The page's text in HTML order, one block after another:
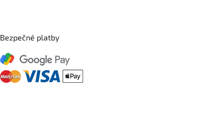
Bezpečné platby